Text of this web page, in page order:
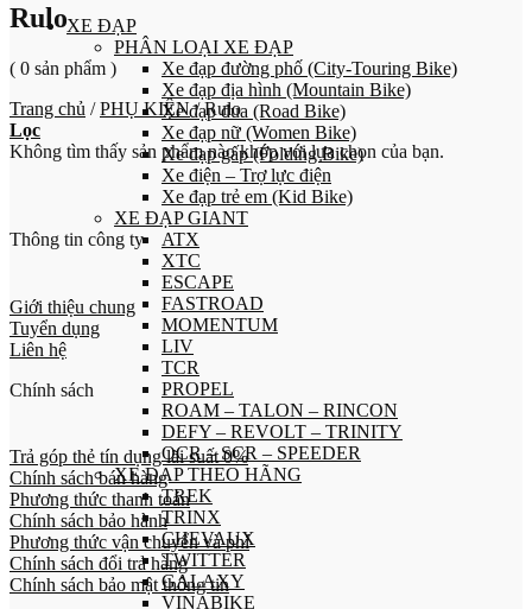
XE ĐẠP
PHÂN LOẠI XE ĐẠP
Xe đạp đường phố (City-Touring Bike)
Xe đạp địa hình (Mountain Bike)
Xe đạp đua (Road Bike)
Xe đạp nữ (Women Bike)
Xe đạp gấp (Folding Bike)
Xe điện – Trợ lực điện
Xe đạp trẻ em (Kid Bike)
XE ĐẠP GIANT
ATX
XTC
ESCAPE
FASTROAD
MOMENTUM
LIV
TCR
PROPEL
ROAM – TALON – RINCON
DEFY – REVOLT – TRINITY
OCR – SCR – SPEEDER
XE ĐẠP THEO HÃNG
TREK
TRINX
CHEVAUX
TWITTER
GALAXY
VINABIKE
Rulo
( 0 sản phẩm )
Trang chủ / PHỤ KIỆN /Rulo
Lọc
Không tìm thấy sản phẩm nào khớp với lựa chọn của bạn.
Thông tin công ty
Giới thiệu chung
Tuyển dụng
Liên hệ
Chính sách
Trả góp thẻ tín dụng lãi suất 0%
Chính sách bán hàng
Phương thức thanh toán
Chính sách bảo hành
Phương thức vận chuyển và phí
Chính sách đổi trả hàng
Chính sách bảo mật thông tin